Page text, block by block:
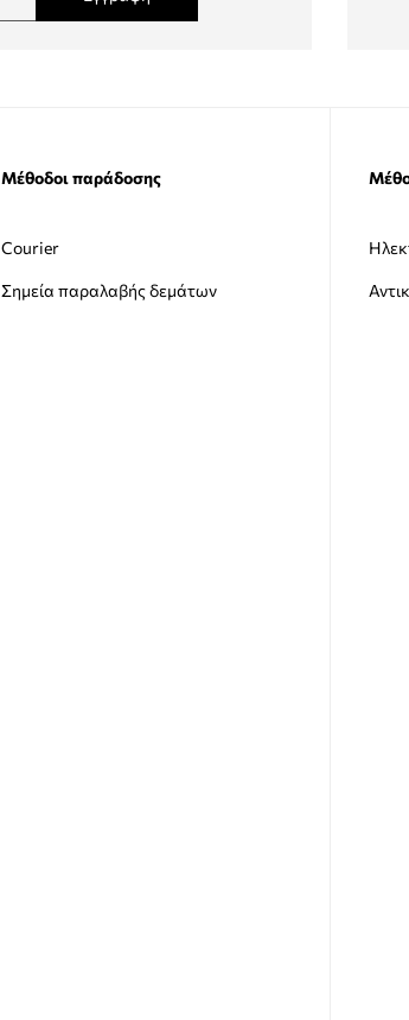
Μέθοδοι παράδοσης
Courier
Σημεία παραλαβής δεμάτων